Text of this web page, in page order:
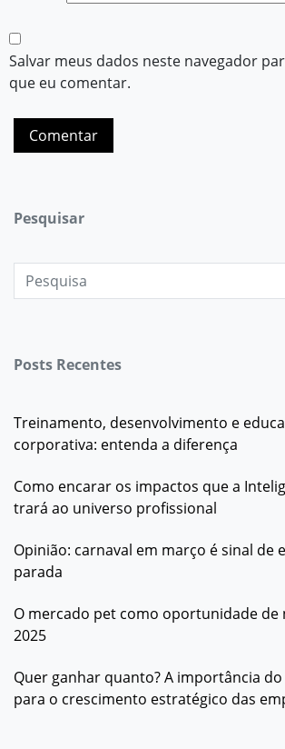
Salvar meus dados neste navegador
que eu comentar.
Pesquisar
Posts Recentes
Treinamento, desenvolvimento e
corporativa: entenda a diferença
Como encarar os impactos que a
trará ao universo profissional
Opinião: carnaval em março é sinal de
parada
O mercado pet como oportunidade de
2025
Quer ganhar quanto? A importância
para o crescimento estratégico das